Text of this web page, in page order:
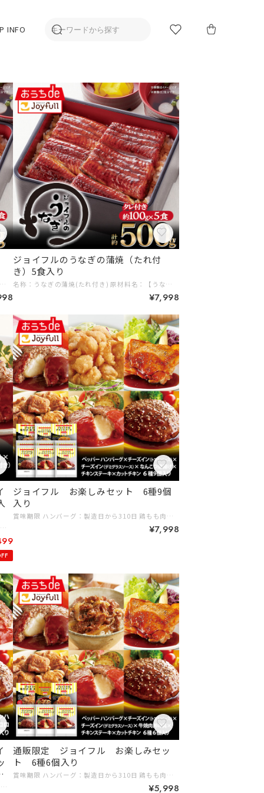
INFO
名称：うなぎの蒲焼(たれ付き) 原材料名：【うなぎ蒲焼 うなぎ (中国産)、 しょうゆ、砂糖混合異性化 液糖、発酵調味料、水飴、砂糖、うなぎエキス/酒精、増粘剤(加工デン プン、増粘多糖類)、調味料(アミノ酸等)、着色料(アナトー、 カラメ ル)、(一部に小麦・大豆を含む) 【別添たれ】 水飴、しょうゆ、砂糖、 みりん風調味料 しょうゆ加工品、醸造酢、 蒲焼風味エキス、 魚醤、 オイ スターソース、りんごペースト/調味料(アミノ酸等)、増粘剤(加工デ ンプン、キサンタン)、着色料(カラメル)、甘味料(ステビア、 甘草)、 (一部に小麦・大豆・りんごを含む) 内容量：1200g〔うなぎ蒲焼100g×10、 別添たれ20g×10) 賞味期限：賞味期限は少なくとも約2ヶ月以上となっております。 保存方法 ：-18°C以下で保存してください。 凍結前加熱の有無：加熱してありません。 加熱調理の必要性：加熱してお召し上がりください。 ■原産国名：中国(うなぎ蒲焼) 販売者：株式会社ジョイフル 大分県大分市三川新町1-1-45 (うなぎ蒲焼) 輸入者：Umios株式会社 東京都港区高輪二丁目21番2号 (添付たれ)製造所：株式会社ジョイフル 熊本工場 熊本県菊池市 0445-4 # 10,000円以上 # ギフトに # ご家族みんなで
ジョイフルのうなぎの蒲焼（たれ付
き）5食入り
名称：うなぎの蒲焼(たれ付き) 原材料名：【うなぎ蒲焼 うなぎ (中国産)、 しょうゆ、砂糖混合異性化 液糖、発酵調味料、水飴、砂糖、うなぎエキス/酒精、増粘剤(加工デン プン、増粘多糖類)、調味料(アミノ酸等)、着色料(アナトー、 カラメ ル)、(一部に小麦・大豆を含む) 【別添たれ】 水飴、しょうゆ、砂糖、 みりん風調味料 しょうゆ加工品、醸造酢、 蒲焼風味エキス、 魚醤、 オイ スターソース、りんごペースト/調味料(アミノ酸等)、増粘剤(加工デ ンプン、キサンタン)、着色料(カラメル)、甘味料(ステビア、 甘草)、 (一部に小麦・大豆・りんごを含む) 内容量：600g〔うなぎ蒲焼100g×5、 別添たれ20g×5) 賞味期限：賞味期限は少なくとも約2ヶ月以上となっております。 保存方法 ：-18°C以下で保存してください。 凍結前加熱の有無：加熱してありません。 加熱調理の必要性：加熱してお召し上がりください。 ■原産国名：中国(うなぎ蒲焼) 販売者：株式会社ジョイフル 大分県大分市三川新町1-1-45 (うなぎ蒲焼) 輸入者：Umios株式会社 東京都港区高輪二丁目21番2号 (添付たれ)製造所：株式会社ジョイフル 熊本工場 熊本県菊池市 0445-4 # ギフトに # 5,000円～7,999円
¥7,998
商品名 ペッパーバーグ×チーズイントマト×チーズインデミ 3種類9個入り 賞味期限 製造日から310日 内容量 ジョイフルハンバーグてりやきソースペッパー付き146g（ハンバーグ120gソース25ｇペッパー1ｇ）×3個 ジョイフルチーズインハンバーグトマトソース付き155g（ハンバーグ120gソース35ｇ）×3個 ジョイフルチーズインハンバーグ デミグラスソース付き145ｇ（ハンバーグ120g （うちチーズは10ｇ） デミグラスソース25g）×3個 保存方法 －１８℃以下で保存 製造者名 株式会社ジョイフル 原材料 商品名：ペッパーハンバーグ 【ハンバーグ】牛肉(オーストラリア又はニュージーランド又はその他)、たまねぎ、つなぎ(卵、パン粉)、牛脂、乳糖、しょうゆ、食塩、香辛料/調味料(有機酸等)、甘味料(甘草)、カンゾウ抽出物、（一部に小麦・卵・乳成分・牛肉・大豆を含む） 【別添ソース】みりん風調味料、植物性たん白加水分解物、しょうゆ、ソテーオニオン、水飴、砂糖、醸造酢、チキンエキス、ポークエキス、昆布エキス、ガーリックソテー、植物油脂、しょうが/増粘剤(加工デンプン)、調味料(アミノ酸等)、カラメル色素、甘味料(甘草)、カンゾウ抽出物、（一部に小麦・大豆・鶏肉・豚肉を含む） 【別添ペッパー】ブラックペッパー 商品名：チーズインハンバーグトマトソース付き 【ハンバーグ】牛肉（オーストラリア）、ソテーオニオン、つなぎ（卵、パン粉）、乳等を主要原料とする食品、食塩、香辛料、乳糖/調味料（アミノ酸等）、乳化剤、酢酸Na、クチナシ色素、香料、カンゾウ抽出物（一部に小麦・卵・乳成分・牛肉・大豆を含む） 【別添ソース】トマト、みりん風調味料、トマトピューレ、水飴、ソテーオニオン、フライドガーリック、ビーフコンソメ、食塩、ガーリックソテー、植物油脂、香辛料/調味料(アミノ酸等)、増粘剤(加工デンプン)、カラメル色素、カンゾウ抽出物、（一部に小麦・乳成分・牛肉・ゼラチン・大豆・鶏肉・豚肉を含む） 商品名：デミハンバーグ 【ハンバーグ】牛肉（オーストラリア又はニュージーランド又はその他）、たまねぎ、つなぎ（卵、パン粉）、牛脂、乳糖、しょうゆ、食塩、香辛料/調味料（有機酸等）、甘味料（甘草）、カンゾウ抽出物、（一部に小麦・卵・乳成分・牛肉・大豆を含む） 【デミグラスソース】グレービーソース（トマトペースト、糖類（砂糖、水飴）、ブラウンルゥ、還元水飴、ワイン、その他）、トマトケチャップ、オニオンルゥ、しょうゆ、果実酒、砂糖、ビーフベースト、デミグラスソース、食塩、乳等を主要原料とする食品、ガーリックソテー/調味料（アミノ酸等）、カラメル色素、甘味料（甘草）、香料、カンゾウ抽出物、（一部に小麦・乳成分・牛肉・大豆・豚肉を含む） アレルギー 商品名：ペッパーハンバーグ 【ハンバーグ】小麦・卵・乳成分・牛肉・大豆 【 別添ソース】小麦・大豆・鶏肉・豚肉 商品名：チーズインハンバーグトマトソース付き 【ハンバーグ】小麦・卵・乳成分・牛肉・大豆 【別添ソース】小麦・乳成分・牛肉・ゼラチン・大豆・鶏肉・豚肉 商品名：チーズインハンバーグ デミグラスソース付き 【ハンバーグ】小麦・卵・乳成分・牛肉・大豆 【 別添ソース】小麦・牛肉・乳成分・大豆・豚肉 # 8,000円～9,999円 # ご家族みんなで # ギフトに
ジョイフル お楽しみセット 6種9個
入り
賞味期限 ハンバーグ：製造日から310日 鶏もも肉、チキンステーキ、なんこつ唐揚げ：製造日から365日 内容量 ジョイフルのチキンステーキ206ｇ （チキンステーキ180gてりやきソース25ｇペッパー1ｇ）×1個 ジョイフルハンバーグてりやきソースペッパー付き146g（ハンバーグ120gてりやきソース25ｇペッパー1ｇ）×2個 ジョイフルチーズインハンバーグトマトソース付き155g（ハンバーグ120gトマトソース35ｇ）×2個 ジョイフルチーズインハンバーグ デミグラスソース付き145ｇ（ハンバーグ120g （うちチーズは10ｇ） デミグラスソース25g）×2個 鶏のなんこつ唐揚げ120g×1袋 味付け〈生〉鶏もも肉300g×1個 保存方法 −１８℃以下で保存 # 5,000円～7,999円 # ギフトに
¥7,998
商品名 ペッパーバーグ×チーズインバーグ×チキンドリア×サイコロステーキ×カットチキン 賞味期限 ハンバーグ：製造日から310日 サイコロステーキ、チキンドリア、カットチキン：製造日から365日 内容量 ジョイフルハンバーグてりやきソースペッパー付き 146g（ハンバーグ120gソース25ｇペッパー1ｇ）×１個 ジョイフルチーズインハンバーグトマトソース付き 155g（ハンバーグ120gソース35ｇ）×１個 サイコロステーキ120ｇ（てりやきソース25ｇ、ペッパー１ｇ）×１個 チキンドリア210g×１個 カットチキン300ｇ×１個 保存方法 －１８℃以下で保存 製造者名 ハンバーグ、サイコロ、カットチキン：株式会社ジョイフル チキンドリア：株式会社ヤヨイサンフーズ 原材料 商品名：ペッパーハンバーグ 【ハンバーグ】牛肉(オーストラリア又はニュージーランド又はその他)、たまねぎ、つなぎ(卵、パン粉)、牛脂、乳糖、しょうゆ、食塩、香辛料/調味料(有機酸等)、甘味料(甘草)、カンゾウ抽出物、（一部に小麦・卵・乳成分・牛肉・大豆を含む） 【別添ソース】みりん風調味料、植物性たん白加水分解物、しょうゆ、ソテーオニオン、水飴、砂糖、醸造酢、チキンエキス、ポークエキス、昆布エキス、ガーリックソテー、植物油脂、しょうが/増粘剤(加工デンプン)、調味料(アミノ酸等)、カラメル色素、甘味料(甘草)、カンゾウ抽出物、（一部に小麦・大豆・鶏肉・豚肉を含む） 【別添ペッパー】ブラックペッパー 商品名：チーズインハンバーグ 【ハンバーグ】牛肉（オーストラリア）、ソテーオニオン、つなぎ（卵、パン粉）、乳等を主要原料とする食品、食塩、香辛料、乳糖/調味料（アミノ酸等）、乳化剤、酢酸Ｎａ、クチナシ色素、香料、カンゾウ抽出物、（一部に小麦・卵・乳成分・牛肉・大豆を含む） 【別添ソース】トマト、みりん風調味料、トマトピューレ、水飴、ソテーオニオン、フライドガーリック、ビーフコンソメ、食塩、ガーリックソテー、植物油脂、香辛料/調味料（アミノ酸等）、増粘剤（加工デンプン）、カラメル色素、カンゾウ抽出物、（一部に小麦・乳成分・牛肉・ゼラチン・大豆・鶏肉・豚肉を含む） 商品名：プライムサイコロステーキ 【サイコロステーキ】牛かたロース（アメリカ）、食塩、香辛料、砂糖/ｐＨ調整剤、調味料（アミノ酸）、酵素（一部に牛肉を含む） 【別添ソース】みりん風調味料、植物性たん白加水分解物、しょうゆ、ソテーオニオン、水飴、砂糖、醸造酢、チキンエキス、ポークエキス、昆布エキス、ガーリックソテー、植物油脂、生姜/増粘剤（加工デンプン）、調味料（アミノ酸等）、カラメル色素、甘味料（甘草）、カンゾウ抽出物、（一部に小麦・大豆・鶏肉・豚肉を含む） 【別添ペッパー】ブラックペッパー 商品名：チキンドリア 米（国産）、味付け鶏肉［鶏肉（ブラジル又はタイ）、食塩、その他］、チーズ、牛乳、脱脂濃縮乳、トマト・ピューレーづけ、バタールウ（小麦粉、バター）、乳等を主要原料とする食品（植物油脂、デキストリン、脱脂粉乳、その他）、発酵調味料、トマトペースト、白ワイン、小麦粉、植物油脂、たまねぎ、オニオンペースト、食塩、トマトケチャップ、マーガリン、パン粉、砂糖、ガーリックペースト、ぶどう糖、香辛料、ビーフエキス、酵母エキス/増粘剤（加工デンプン、増粘多糖類）、調味料（アミノ酸等）、乳化剤、リン酸塩（Na）、香料、重曹、アナトー色素、（一部に小麦・乳成分・牛肉・大豆・鶏肉・豚肉を含む） 商品名：味付け鶏もも肉 鶏肉（ブラジル又はタイ）、食塩、小麦粉、香辛料、植物油脂/リン酸Ｎａ、調味料（アミノ酸）、重曹、（一部に小麦・大豆・鶏肉を含む） アレルギー 商品名：ペッパーハンバーグ 【ハンバーグ】小麦・卵・乳成分・牛肉・大豆 【 別添ソース】小麦・大豆・鶏肉・豚肉 商品名：チーズインハンバーグ 【ハンバーグ】小麦・卵・乳成分・牛肉・大豆 【別添ソース】小麦・乳成分・牛肉・ゼラチン・大豆・鶏肉・豚肉 商品名：プライムサイコロステーキ 牛肉・小麦・大豆・鶏肉・豚肉 商品名：チキンドリア 小麦・乳成分・牛肉・大豆・鶏肉・豚肉 商品名：味付け鶏もも肉 小麦・大豆・鶏肉 # 5,000円～7,999円 # ギフトに # 仕送りに
通販限定 ジョイフル お楽しみセッ
ト 6種6個入り
賞味期限 ハンバーグ：製造日から310日 鶏もも肉、チキンステーキ、牛焼肉丼の具：製造日から365日 内容量 ジョイフルの牛焼肉丼の具（牛焼肉丼の具90g、ペッパー1ｇ）×1個 ジョイフルのチキンステーキ206ｇ （チキンステーキ180gてりやきソース25ｇペッパー1ｇ）×1個 ジョイフルハンバーグてりやきソースペッパー付き146g（ハンバーグ120gてりやきソース25ｇペッパー1ｇ）×1個 ジョイフルチーズインハンバーグトマトソース付き155g（ハンバーグ120gトマトソース35ｇ）×1個 ジョイフルチーズインハンバーグ デミグラスソース付き145ｇ（ハンバーグ120g （うちチーズは10ｇ） デミグラスソース25g）×1個 味付け〈生〉鶏もも肉300g×1個 保存方法 −１８℃以下で保存 # 5,000円～7,999円 # ギフトに # 仕送りに # 初めての方に
¥5,998